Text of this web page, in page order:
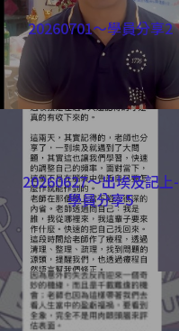
20260701～學員分享2
20260627～出埃及記上-
學員分享5